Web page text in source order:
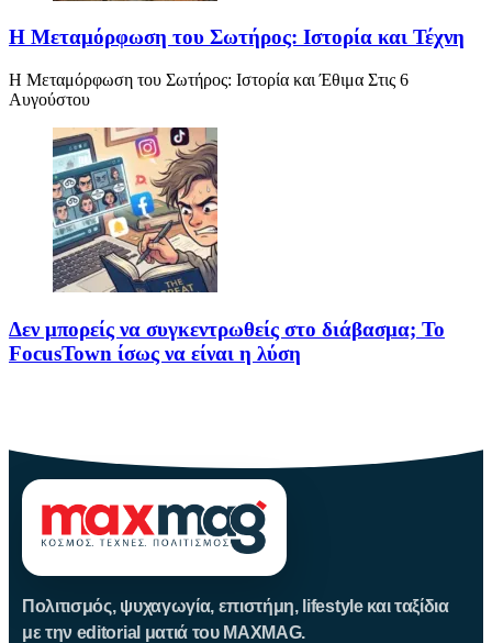
Η Μεταμόρφωση του Σωτήρος: Ιστορία και Τέχνη
Η Μεταμόρφωση του Σωτήρος: Ιστορία και Έθιμα Στις 6
Αυγούστου
Δεν μπορείς να συγκεντρωθείς στο διάβασμα; Το
FocusTown ίσως να είναι η λύση
Πολιτισμός, ψυχαγωγία, επιστήμη, lifestyle και ταξίδια
με την editorial ματιά του MAXMAG.